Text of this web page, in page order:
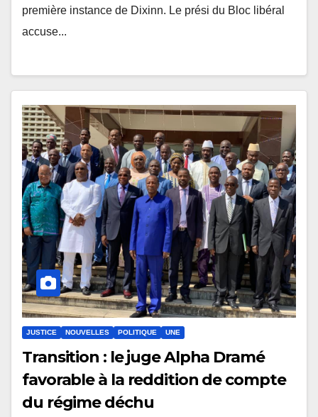
première instance de Dixinn. Le prési du Bloc libéral
accuse...
JUSTICE NOUVELLES POLITIQUE UNE
Transition : le juge Alpha Dramé
favorable à la reddition de compte
du régime déchu